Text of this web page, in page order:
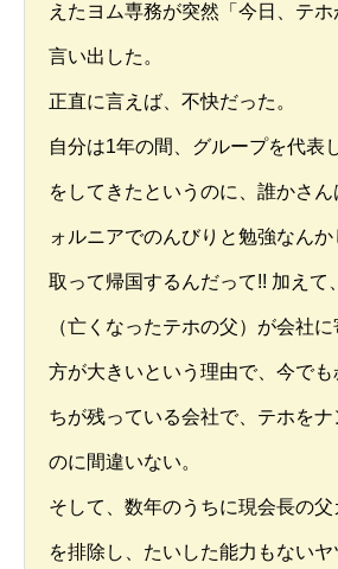
えたヨム専務が突然「今日、テ
言い出した。
正直に言えば、不快だった。
自分は1年の間、グループを代表
をしてきたというのに、誰かさ
ォルニアでのんびりと勉強なん
取って帰国するんだって!! 加えて
（亡くなったテホの父）が会社
方が大きいという理由で、今でも
ちが残っている会社で、テホを
のに間違いない。
そして、数年のうちに現会長の
を排除し、たいした能力もない